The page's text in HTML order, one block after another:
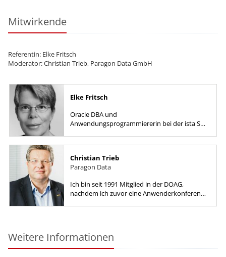
Mitwirkende
Referentin: Elke Fritsch
Moderator: Christian Trieb, Paragon Data GmbH
Elke Fritsch
Oracle DBA und
Anwendungsprogrammiererin bei der ista SE
Christian Trieb
Paragon Data
Ich bin seit 1991 Mitglied in der DOAG,
nachdem ich zuvor eine Anwenderkonferenz
Weitere Informationen